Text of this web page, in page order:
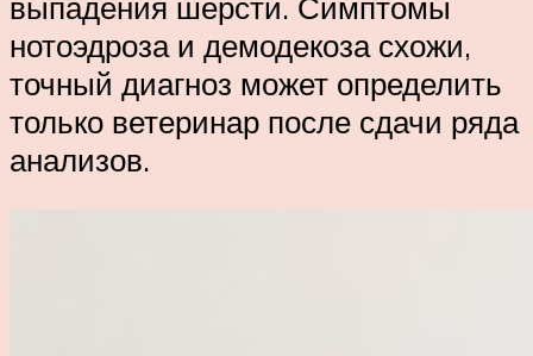
нотоэдроза и демодекоза схожи,
точный диагноз может определить
только ветеринар после сдачи ряда
анализов.